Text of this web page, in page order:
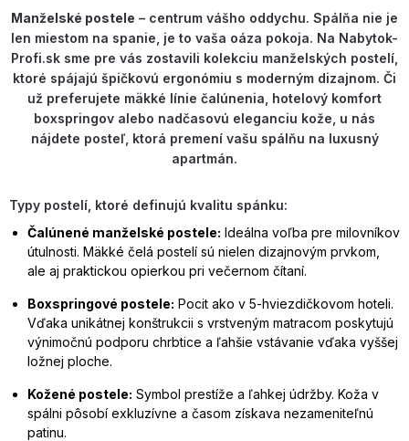
Manželské postele – centrum vášho oddychu. Spálňa nie je
len miestom na spanie, je to vaša oáza pokoja. Na Nabytok-
Profi.sk sme pre vás zostavili kolekciu manželských postelí,
ktoré spájajú špičkovú ergonómiu s moderným dizajnom. Či
už preferujete mäkké línie čalúnenia, hotelový komfort
boxspringov alebo nadčasovú eleganciu kože, u nás
nájdete posteľ, ktorá premení vašu spálňu na luxusný
apartmán.
Typy postelí, ktoré definujú kvalitu spánku:
Čalúnené manželské postele: Ideálna voľba pre milovníkov
útulnosti. Mäkké čelá postelí sú nielen dizajnovým prvkom,
ale aj praktickou opierkou pri večernom čítaní.
Boxspringové postele: Pocit ako v 5-hviezdičkovom hoteli.
Vďaka unikátnej konštrukcii s vrstveným matracom poskytujú
výnimočnú podporu chrbtice a ľahšie vstávanie vďaka vyššej
ložnej ploche.
Kožené postele: Symbol prestíže a ľahkej údržby. Koža v
spálni pôsobí exkluzívne a časom získava nezameniteľnú
patinu.